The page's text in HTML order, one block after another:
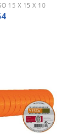
15 X 15 X 10